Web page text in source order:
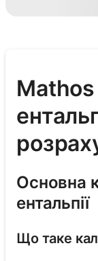
Основна
ентальпії
Що таке